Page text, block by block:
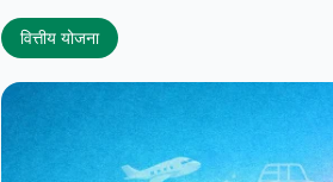
वित्तीय योजना